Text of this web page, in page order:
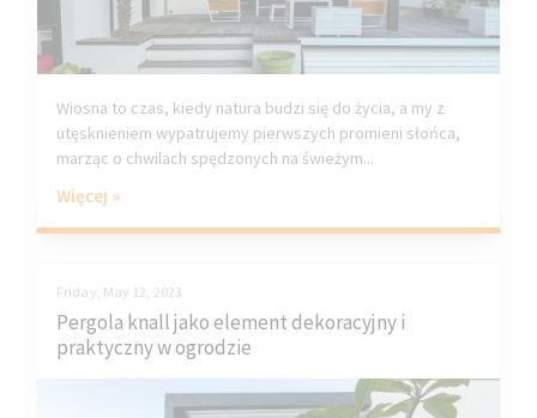
Wiosna to czas, kiedy natura budzi się do życia, a my z
utęsknieniem wypatrujemy pierwszych promieni słońca,
marząc o chwilach spędzonych na świeżym...
Więcej »
Friday, May 12, 2023
Pergola knall jako element dekoracyjny i
praktyczny w ogrodzie